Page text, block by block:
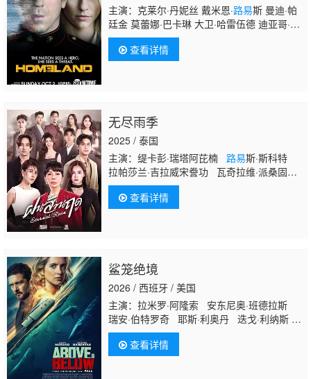
主演：克莱尔·丹妮丝 戴米恩·路易斯 曼迪·帕
廷金 莫蕾娜·巴卡琳 大卫·哈雷伍德 迪亚哥·克
莱特霍夫 摩根·塞勒 杰克逊·佩斯 大卫·马尔西
亚诺 莫瑞·史特林
查看详情
无尽雨季
2025 / 泰国
主演：缇卡彭·瑞塔阿芘楠 路易斯·斯科特
拉帕莎兰·吉拉威宋誊功 瓦奇拉维·派桑固翁
朋拉维·凯普拉帕功 塔纳瓦特·斯里瓦塔纳功
周泰然 淳妮苷·内醉 塔纳塔特·库纳内克辛
查看详情
鲨笼绝境
2026 / 西班牙 / 美国
主演：拉米罗·阿隆索 安东尼奥·班德拉斯
瑞安·伯特罗奇 耶斯·利奥丹 迭戈·利纳斯
路易·曼迪勒 劳拉·马兰洛 蒂莫西·V·墨菲
克里斯蒂娜·奥乔亚 罗德里戈·波伊松 马里
奥·塔东 唐查·泰南
查看详情